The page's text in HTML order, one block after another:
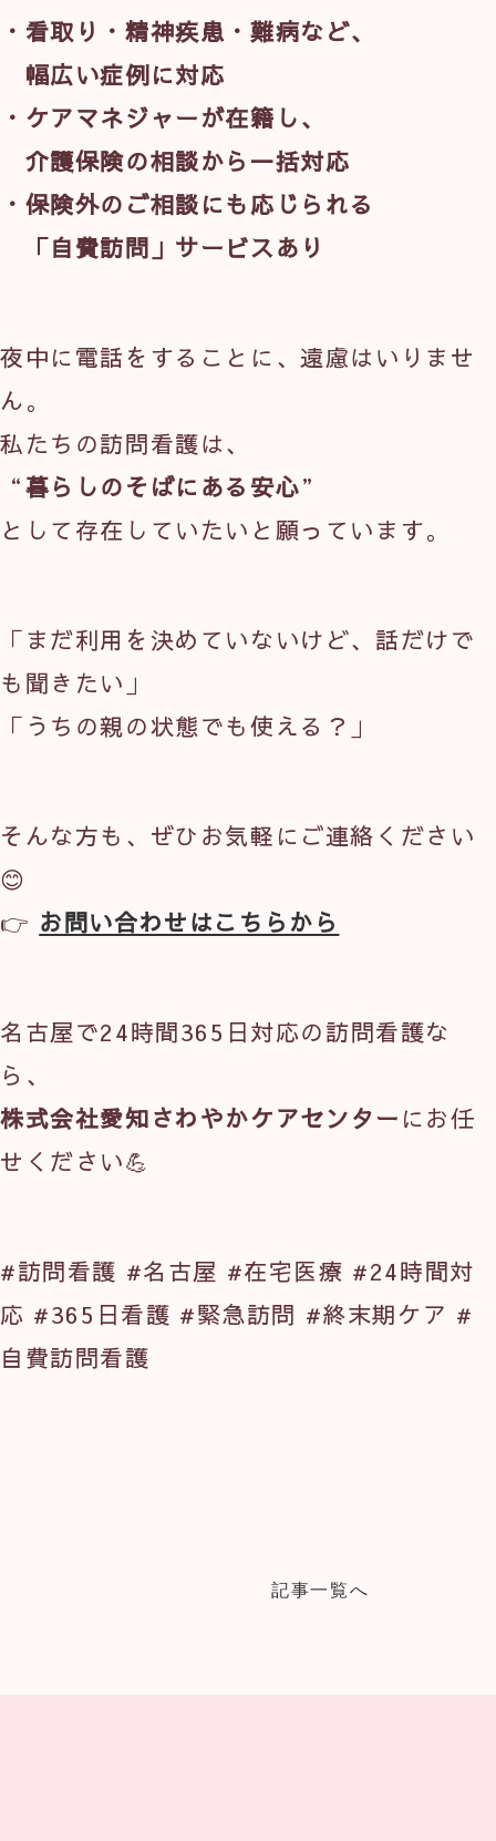
・看取り・精神疾患・難病など、
幅広い症例に対応
・ケアマネジャーが在籍し、
介護保険の相談から一括対応
・保険外のご相談にも応じられる
「自費訪問」サービスあり
夜中に電話をすることに、遠慮はいりませ
ん。
私たちの訪問看護は、
“暮らしのそばにある安心”
として存在していたいと願っています。
「まだ利用を決めていないけど、話だけで
も聞きたい」
「うちの親の状態でも使える？」
そんな方も、ぜひお気軽にご連絡ください
😊
👉 お問い合わせはこちらから
名古屋で24時間365日対応の訪問看護な
ら、
株式会社愛知さわやかケアセンター にお任
せください💪
#訪問看護 #名古屋 #在宅医療 #24時間対
応 #365日看護 #緊急訪問 #終末期ケア #
自費訪問看護
記事一覧へ